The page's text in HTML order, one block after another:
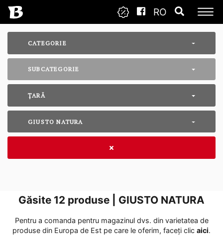
RO
CATEGORIE
SUBCATEGORIE
ȚARĂ
GIUSTO NATURA
Găsite 12 produse | GIUSTO NATURA
Pentru a comanda pentru magazinul dvs. din varietatea de
produse din Europa de Est pe care le oferim, faceți clic aici․